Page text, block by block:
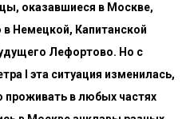
оказавшиеся в Москве,
Немецкой, Капитанской
Лефортово. Но с
I эта ситуация изменилась,
в любых частях